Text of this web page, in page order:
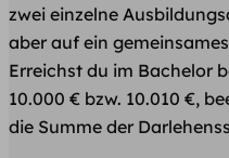
zwei einzelne
aber auf ein
Erreichst du im Bachelor
10.000 € bzw. 10.010 €,
die Summe der